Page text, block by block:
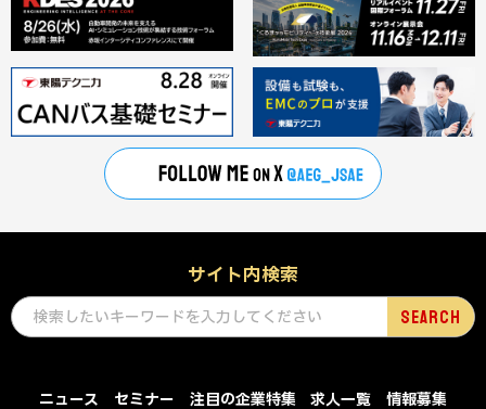
サイト内検索
ニュース セミナー 注目の企業特集 求人一覧 情報募集